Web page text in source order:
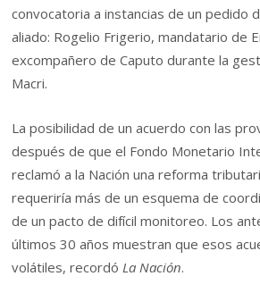
convocatoria a instancias de un pedido
aliado: Rogelio Frigerio, mandatario de
excompañero de Caputo durante la
Macri.
La posibilidad de un acuerdo con las
después de que el Fondo Monetario
reclamó a la Nación una reforma
requeriría más de un esquema de
de un pacto de difícil monitoreo. Los
últimos 30 años muestran que esos
volátiles, recordó La Nación.